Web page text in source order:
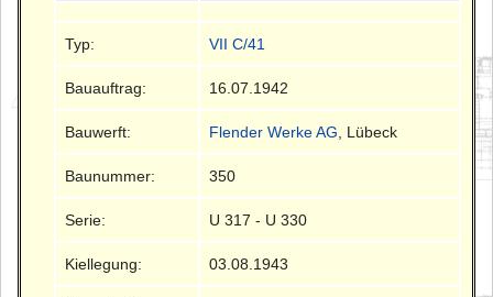
Typ: VII C/41
Bauauftrag: 16.07.1942
Bauwerft: Flender Werke AG , Lübeck
Baunummer: 350
Serie: U 317 - U 330
Kiellegung: 03.08.1943